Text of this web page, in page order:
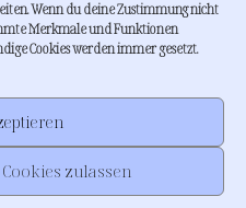
Wenn du deine Zustimmung nicht
Merkmale und Funktionen
Cookies werden immer gesetzt.
zulassen
•Cookie Richtlinie